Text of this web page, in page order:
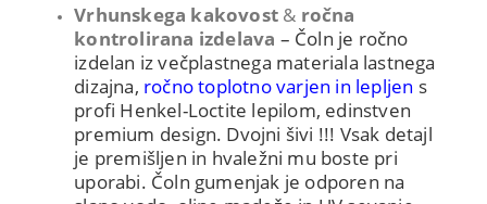
Vrhunskega kakovost & ročna
kontrolirana izdelava – Čoln je ročno
izdelan iz večplastnega materiala lastnega
dizajna, ročno toplotno varjen in lepljen s
profi Henkel-Loctite lepilom, edinstven
premium design. Dvojni šivi !!! Vsak detajl
je premišljen in hvaležni mu boste pri
uporabi. Čoln gumenjak je odporen na